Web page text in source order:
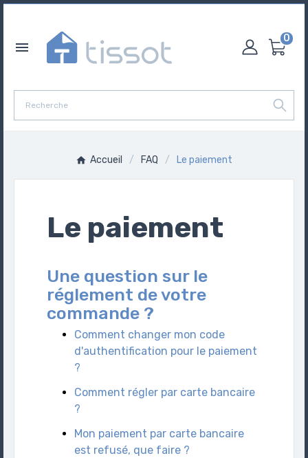

0
Accueil FAQ Le paiement
Le paiement
Une question sur le
réglement de votre
commande ?
Comment changer mon code
d'authentification pour le paiement
?
Comment régler par carte bancaire
?
Mon paiement par carte bancaire
est refusé, que faire ?